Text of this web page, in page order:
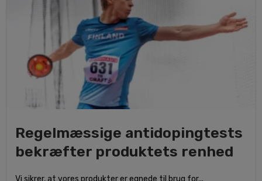
Regelmæssige antidopingtests
bekræfter produktets renhed